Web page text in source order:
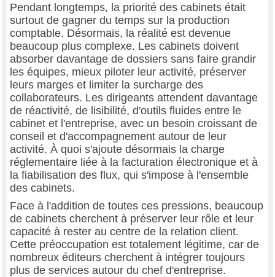
Pendant longtemps, la priorité des cabinets était
surtout de gagner du temps sur la production
comptable. Désormais, la réalité est devenue
beaucoup plus complexe. Les cabinets doivent
absorber davantage de dossiers sans faire grandir
les équipes, mieux piloter leur activité, préserver
leurs marges et limiter la surcharge des
collaborateurs. Les dirigeants attendent davantage
de réactivité, de lisibilité, d'outils fluides entre le
cabinet et l'entreprise, avec un besoin croissant de
conseil et d'accompagnement autour de leur
activité. À quoi s'ajoute désormais la charge
réglementaire liée à la facturation électronique et à
la fiabilisation des flux, qui s'impose à l'ensemble
des cabinets.
Face à l'addition de toutes ces pressions, beaucoup
de cabinets cherchent à préserver leur rôle et leur
capacité à rester au centre de la relation client.
Cette préoccupation est totalement légitime, car de
nombreux éditeurs cherchent à intégrer toujours
plus de services autour du chef d'entreprise.